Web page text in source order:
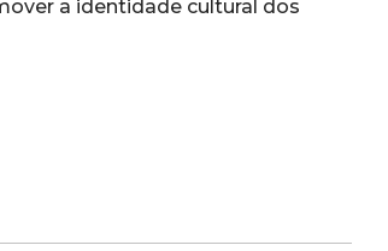
a identidade cultural dos